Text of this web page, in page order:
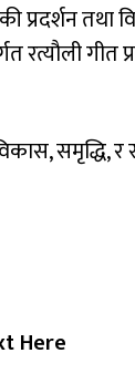
प्रदर्शन
रत्यौली
समृद्धि, र
Here